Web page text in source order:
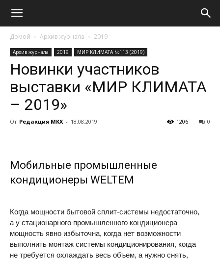
Домой Архив журнала 2019
Архив журнала 2019 МИР КЛИМАТА №113 (2019)
Новинки участников
выставки «МИР КЛИМАТА
– 2019»
От Редакция МКХ - 18.08.2019 0
1206
Мобильные промышленные
кондиционеры WELTEM
Когда мощности бытовой сплит-системы недостаточно,
а у стационарного промышленного кондиционера
мощность явно избыточна, когда нет возможности
выполнить монтаж системы кондиционирования, когда
не требуется охлаждать весь объем, а нужно снять,